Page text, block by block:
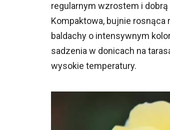
regularnym wzrostem i
Kompaktowa, bujnie
baldachy o intensywnym
sadzenia w donicach na
wysokie temperatury.